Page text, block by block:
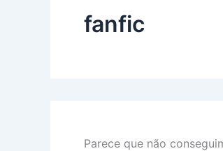
fanfic
Parece que não